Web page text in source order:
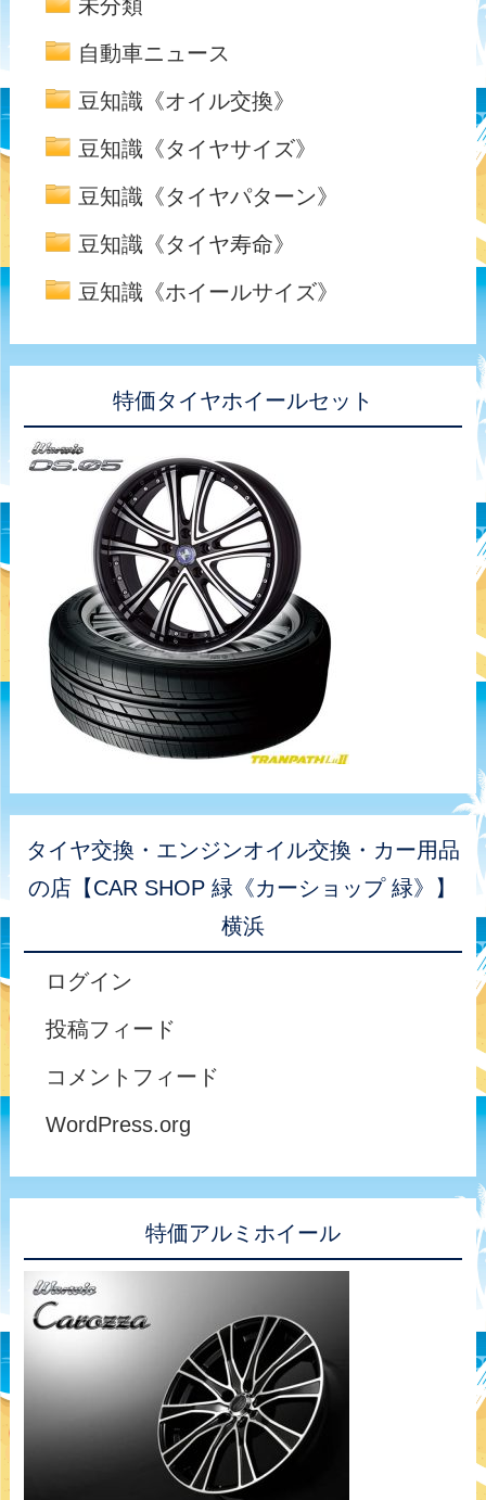
未分類
自動車ニュース
豆知識《オイル交換》
豆知識《タイヤサイズ》
豆知識《タイヤパターン》
豆知識《タイヤ寿命》
豆知識《ホイールサイズ》
特価タイヤホイールセット
タイヤ交換・エンジンオイル交換・カー用品
の店【CAR SHOP 緑《カーショップ 緑》】
横浜
ログイン
投稿フィード
コメントフィード
WordPress.org
特価アルミホイール